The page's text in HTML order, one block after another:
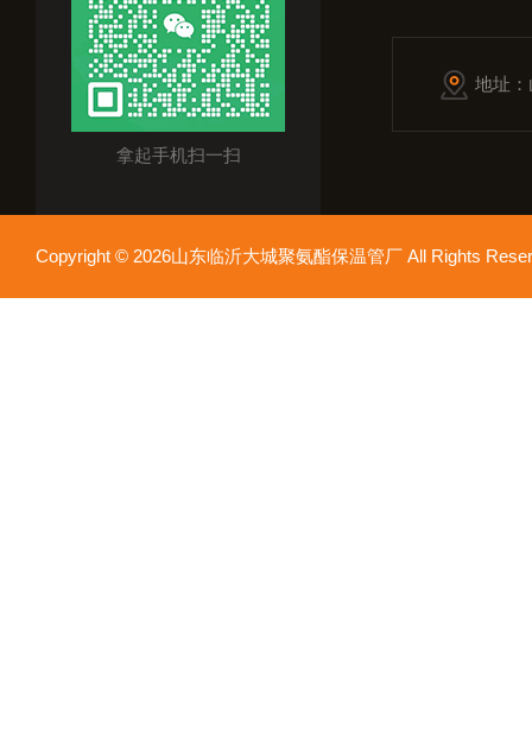
拿起手机扫一扫
地址
Copyright © 2026山东临沂大城聚氨酯保温管厂 All Rights